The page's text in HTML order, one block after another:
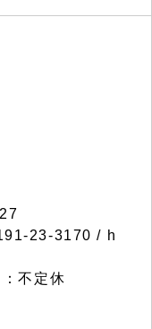
23-3170 / h
不定休